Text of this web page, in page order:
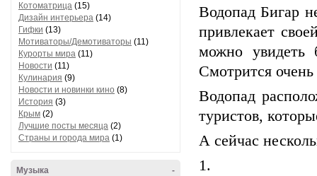
Котоматрица (15)
Дизайн интерьера (14)
Гифки (13)
Мотиваторы/Демотиваторы (11)
Курорты мира (11)
Новости (11)
Кулинария (9)
Новости и новинки кино (8)
История (3)
Крым (2)
Лучшие посты месяца (2)
Страны и города мира (1)
-
Музыка
Водопад Бигар
привлекает
можно увидеть
Смотрится очень
Водопад
туристов,
А сейчас
1.